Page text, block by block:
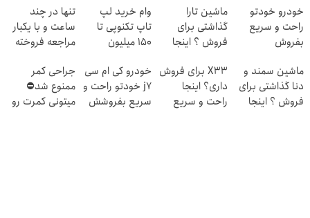
خودرو خودتو
راحت و سریع
بفروش
ماشین تارا
گذاشتی برای
فروش ؟ اینجا
بفروش
وام خرید لپ
تاپ تکنوپی تا
150 میلیون
تنها در چند
ساعت و با یکبار
مراجعه فروخته
ماشین سمند و
دنا گذاشتی برای
فروش ؟ اینجا
X33 برای فروش
داری؟ اینجا
راحت و سریع
خودرو کی ام سی
j7 خودتو راحت و
سریع بفروشش
جراحی کمر
ممنوع شد⛔
میتونی کمرت رو